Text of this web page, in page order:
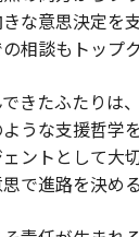
な意思決定を
相談もトップ
きたふたりは
うな支援哲学
ントとして大
で進路を決め